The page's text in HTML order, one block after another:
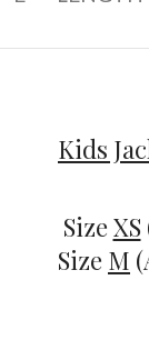
Kids
Size XS
Size M